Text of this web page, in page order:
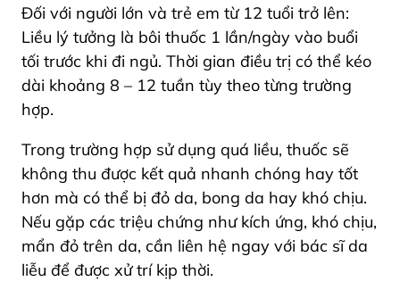
Đối với người lớn và trẻ em từ 12 tuổi trở lên:
Liều lý tưởng là bôi thuốc 1 lần/ngày vào buổi
tối trước khi đi ngủ. Thời gian điều trị có thể kéo
dài khoảng 8 – 12 tuần tùy theo từng trường
hợp.
Trong trường hợp sử dụng quá liều, thuốc sẽ
không thu được kết quả nhanh chóng hay tốt
hơn mà có thể bị đỏ da, bong da hay khó chịu.
Nếu gặp các triệu chứng như kích ứng, khó chịu,
mẩn đỏ trên da, cần liên hệ ngay với bác sĩ da
liễu để được xử trí kịp thời.